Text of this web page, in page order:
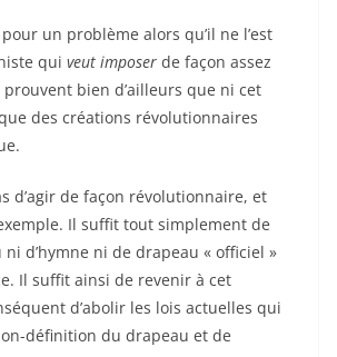
un problème alors qu’il ne l’est
qui veut imposer de façon assez
prouvent bien d’ailleurs que ni cet
des créations révolutionnaires
d’agir de façon révolutionnaire, et
Il suffit tout simplement de
d’hymne ni de drapeau « officiel »
Il suffit ainsi de revenir à cet
d’abolir les lois actuelles qui
définition du drapeau et de